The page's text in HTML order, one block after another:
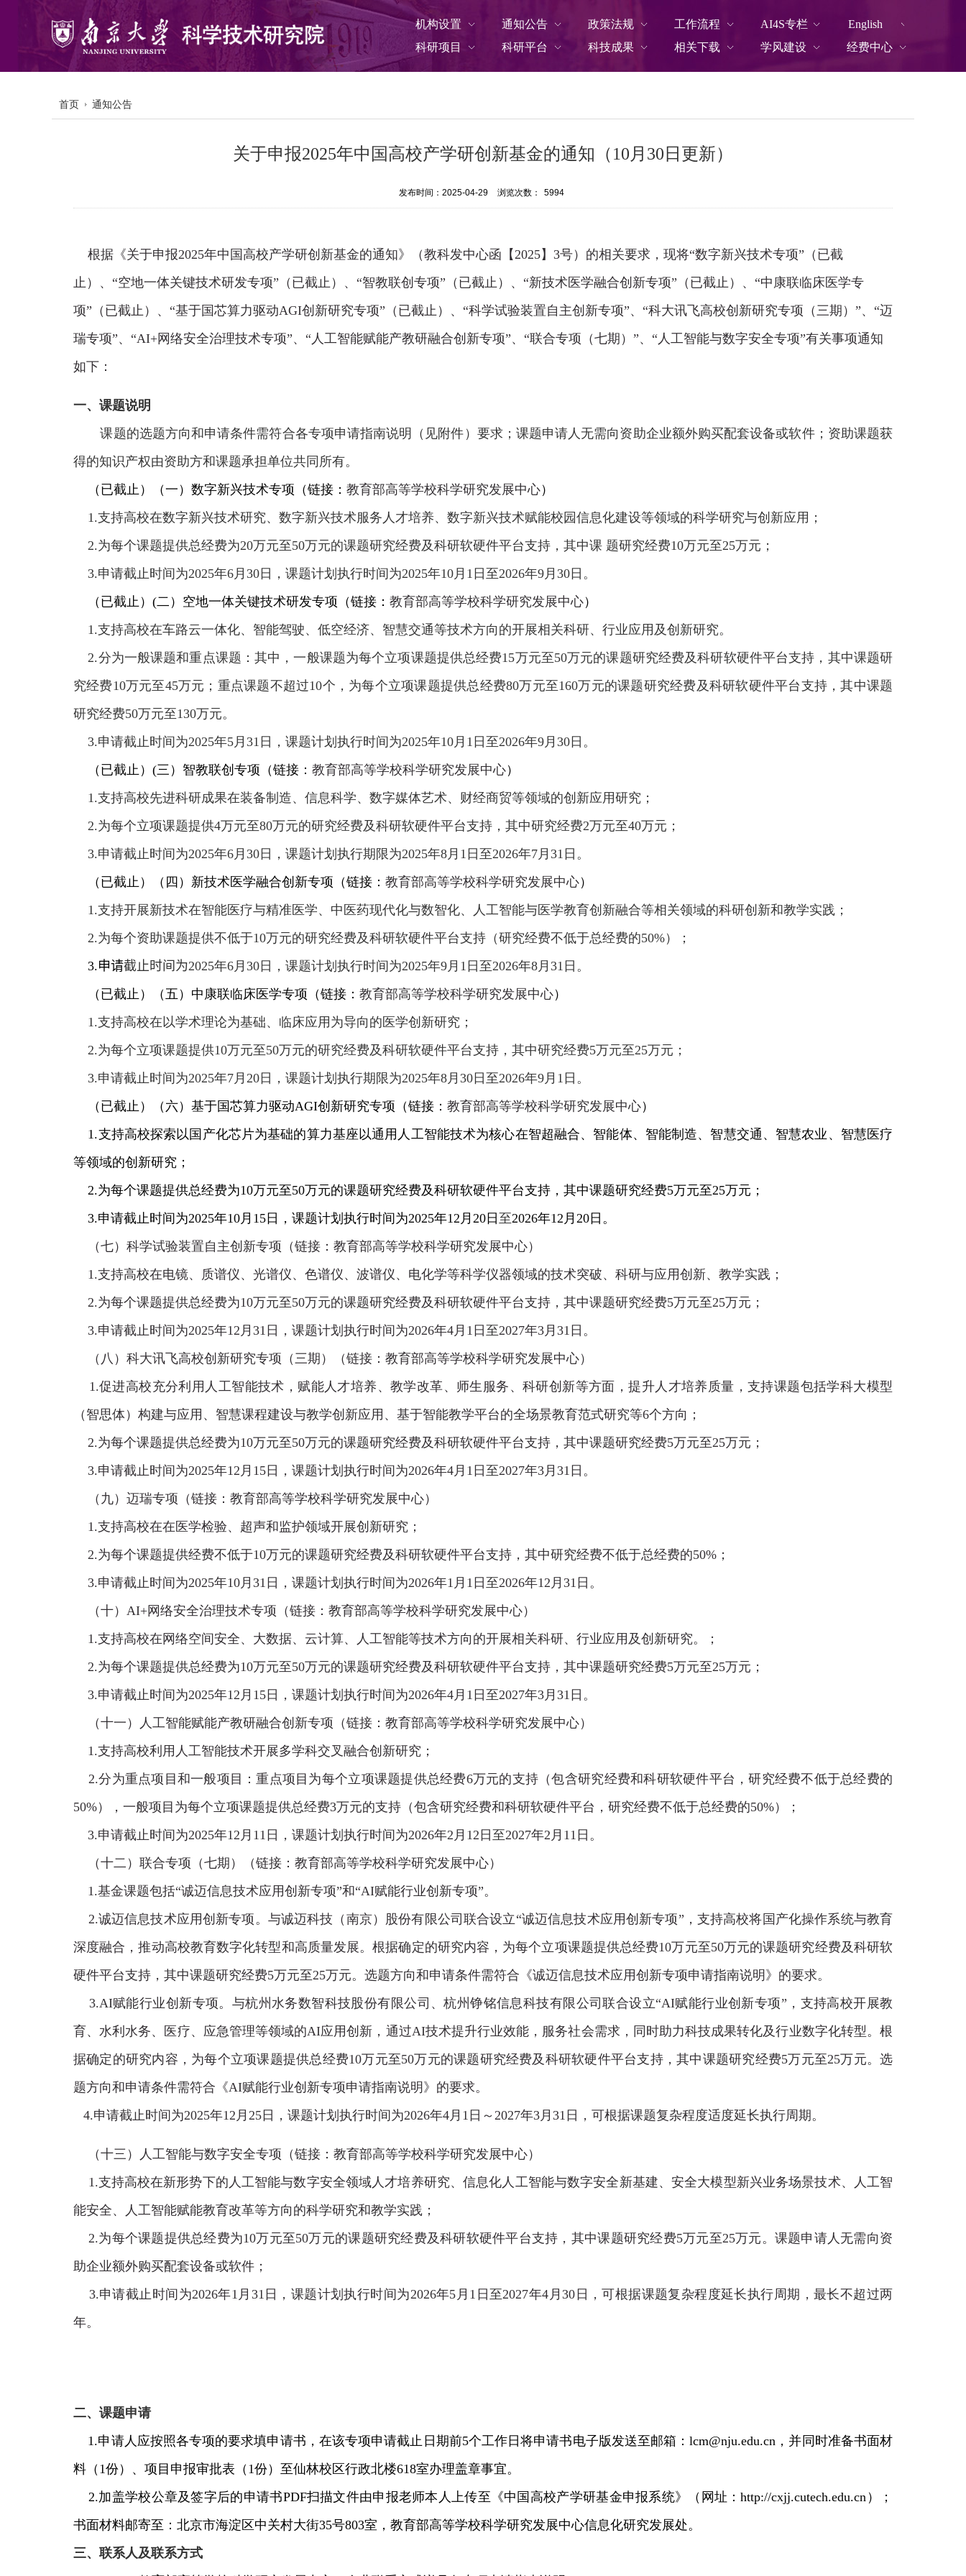
机构设置 通知公告 政策法规 工作流程 AI4S专栏
English
科研项目
科研平台 科技成果 相关下载 学风建设 经费中心
首页 通知公告
关于申报2025年中国高校产学研创新基金的通知（10月30日更新）
发布时间：2025-04-29 浏览次数： 5994
根据《关于申报2025年中国高校产学研创新基金的通知》（教科发中心函【2025】 3号）的相关要求，现将“数字新兴技术专项”（已截
止）、“空地一体关键技术研发专项” （已截止） 、“智教联创专项” （已截止） 、“新技术医学融合创新专项” （已截止） 、“中康联临床医学专
项” （已截止） 、“基于国芯算力驱动AGI创新研究专项” （已截止） 、“科学试验装置自主创新专项”、“科大讯飞高校创新研究专项（三期） ”、“迈
瑞专项”、“AI+网络安全治理技术专项”、“人工智能赋能产教研融合创新专项”、“联合专项（七期）”、“人工智能与数字安全专项”有关事项通知
如下：
一、课题说明
课题的选题方向和申请条件需符合各专项申请指南说明（见附件）要求；课题申请人无需向资助企业额外购买配套设备或软件；资助课题获
得的知识产权由资助方和课题承担单位共同所有。
（已截止）
（一）数字新兴技术专项（链接： 教育部高等学校科学研究发展中心）
1.支持高校在数字新兴技术研究、数字新兴技术服务人才培养、数字新兴技术赋能校园信息化建设等领域的科学研究与创新应用；
2.为每个课题提供总经费为20万元至50万元的课题研究经费及科研软硬件平台支持，其中课 题研究经费10万元至25万元；
3.申请截止时间为2025年6月 30 日，课题计划执行时间为2025年10月 1 日至2026年9月 30 日。
（已截止） (二）空地一体关键技术研发专项 （链接： 教育部高等学校科学研究发展中心）
1.支持高校在车路云一体化、智能驾驶、低空经济、智慧交通等技术方向的开展相关科研、行业应用及创新研究。
2.分为一般课题和重点课题：其中，一般课题为每个立项课题提供总经费15万元至50万元的课题研究经费及科研软硬件平台支持，其中课题研
究经费10万元至45万元；重点课题不超过10个，为每个立项课题提供总经费80万元至160万元的课题研究经费及科研软硬件平台支持，其中课题
研究经费50万元至130万元。
3.申请截止时间为2025年5月 31 日，课题计划执行时间为2025年10月 1 日至2026年9月 30 日。
（已截止） (三）智教联创专项 （链接： 教育部高等学校科学研究发展中心）
1.支持高校先进科研成果在装备制造、信息科学、数字媒体艺术、财经商贸等领域的创新应用研究；
2.为每个立项课题提供4万元至80万元的研究经费及科研软硬件平台支持，其中研究经费2万元至40万元；
3.申请截止时间为2025年6月 30 日，课题计划执行期限为2025年8月 1 日至2026年7月 31 日。
（已截止）
（四）新技术医学融合创新专项 （链接： 教育部高等学校科学研究发展中心）
1.支持开展新技术在智能医疗与精准医学、中医药现代化与数智化、人工智能与医学教育创新融合等相关领域的科研创新和教学实践；
2.为每个资助课题提供不低于10万元的研究经费及科研软硬件平台支持（研究经费不低于总经费的50%）；
3.申请截止时间为2025年6月 30 日，课题计划执行时间为2025年9月 1 日至2026年8月 31 日。
（已截止）
（五）中康联临床医学专项 （链接： 教育部高等学校科学研究发展中心）
1.支持高校在以学术理论为基础、临床应用为导向的医学创新研究；
2.为每个立项课题提供10万元至50万元的研究经费及科研软硬件平台支持，其中研究经费5万元至25万元；
3.申请截止时间为2025年7月 20 日，课题计划执行期限为2025年8月 30 日至2026年9月 1 日。
（已截止）
（六）基于国芯算力驱动AGI创新研究专项 （链接： 教育部高等学校科学研究发展中心）
1.支持高校探索以国产化芯片为基础的算力基座以通用人工智能技术为核心在智超融合、智能体、智能制造、智慧交通、智慧农业、智慧医疗
等领域的创新研究；
2.为每个课题提供总经费为10万元至50万元的课题研究经费及科研软硬件平台支持，其中课题研究经费5万元至25万元；
3.申请截止时间为2025年10月 15 日，课题计划执行时间为2025年12 月 20 日 至2026年12 月 20 日。
（七）科学试验装置自主创新专项 （链接： 教育部高等学校科学研究发展中心）
1.支持高校在电镜、质谱仪、光谱仪、色谱仪、波谱仪、电化学等科学仪器领域的技术突破、科研与应用创新、教学实践；
2.为每个课题提供总经费为10万元至50万元的课题研究经费及科研软硬件平台支持，其中课题研究经费5万元至25万元；
3.申请截止时间为2025年12 月31 日，课题计划执行时间为2026年4月1 日 至2027年3月31 日。
（八） 科大讯飞高校创新研究专项（三期） （链接： 教育部高等学校科学研究发展中心）
1.促进高校充分利用人工智能技术，赋能人才培养、教学改革、师生服务、科研创新等方面，提升人才培养质量，支持课题包括学科大模型
（智思体）构建与应用、智慧课程建设与教学创新应用、基于智能教学平台的全场景教育范式研究等6个方向；
2.为每个课题提供总经费为10万元至50万元的课题研究经费及科研软硬件平台支持，其中课题研究经费5万元至25万元；
3.申请截止时间为2025年12 月 15 日，课题计划执行时间为2026年4月 1 日 至2027年3月 31 日。
（九） 迈瑞专项 （链接： 教育部高等学校科学研究发展中心）
1.支持高校在在医学检验、超声和监护领域开展创新研究；
2.为每个课题提供经费不低于10万元的课题研究经费及科研软硬件平台支持，其中研究经费不低于总经费的50% ；
3.申请截止时间为2025年10月 31 日，课题计划执行时间为2026年1 月 1 日 至2026年12 月 31 日。
（十） AI+网络安全治理技术专项 （链接： 教育部高等学校科学研究发展中心）
1.支持高校在网络空间安全、大数据、云计算、人工智能等技术方向的开展相关科研、行业应用及创新研究。；
2.为每个课题提供总经费为10万元至50万元的课题研究经费及科研软硬件平台支持，其中课题研究经费5万元至25万元 ；
3.申请截止时间为2025年12 月 15 日，课题计划执行时间为2026年4月 1 日 至2027年3月 31 日。
（十一）
人工智能赋能产教研融合创新专项 （链接： 教育部高等学校科学研究发展中心）
1.支持高校利用人工智能技术开展多学科交叉融合创新研究；
2.分为重点项目和一般项目：重点项目为每个立项课题提供总经费6万元的支持（包含研究经费和科研软硬件平台，研究经费不低于总经费的
50%），一般项目为每个立项课题提供总经费3万元的支持（包含研究经费和科研软硬件平台，研究经费不低于总经费的50%）
；
3.申请截止时间为2025年12 月 11 日，课题计划执行时间为2026年2 月 12 日 至2027年2 月 11 日。
（十二） 联合专项（七期） （链接： 教育部高等学校科学研究发展中心）
1.基金课题包括“诚迈信息技术应用创新专项”和“AI赋能行业创新专项”。
2.诚迈信息技术应用创新专项。 与诚迈科技（南京）股份有限公司联合设立“诚迈信息技术应用创新专项”，支持高校将国产化操作系统与教育
深度融合，推动高校教育数字化转型和高质量发展。根据确定的研究内容，为每个立项课题提供总经费10万元至50万元的课题研究经费及科研软
硬件平台支持，其中课题研究经费5万元至25万元。选题方向和申请条件需符合《诚迈信息技术应用创新专项申请指南说明》的要求。
3.AI赋能行业创新专项。与杭州水务数智科技股份有限公司、杭州铮铭信息科技有限公司联合设立“AI赋能行业创新专项”，支持高校开展教
育、水利水务、医疗、应急管理等领域的AI应用创新，通过AI技术提升行业效能，服务社会需求，同时助力科技成果转化及行业数字化转型。根
据确定的研究内容，为每个立项课题提供总经费10万元至50万元的课题研究经费及科研软硬件平台支持，其中课题研究经费5万元至25万元。选
题方向和申请条件需符合《AI赋能行业创新专项申请指南说明》的要求。
4.申请截止时间为2025年12 月25 日，课题计划执行时间为2026年4月1日～2027年3月31日，可根据课题复杂程度适度延长执行周期。
（十三）人工智能与数字安全专项 （链接： 教育部高等学校科学研究发展中心）
1.支持高校在新形势下的人工智能与数字安全领域人才培养研究、信息化人工智能与数字安全新基建、安全大模型新兴业务场景技术、人工智
能安全、人工智能赋能教育改革等方向的科学研究和教学实践；
2.为每个课题提供总经费为10万元至50万元的课题研究经费及科研软硬件平台支持，其中课题研究经费5万元至25万元。课题申请人无需向资
助企业额外购买配套设备或软件 ；
3.申请截止时间为2026年1 月31 日，课题计划执行时间为2026年5 月 1 日 至2027年4 月30 日，可根据课题复杂程度延长执行周期，最长不超过两
年。
二、课题申请
1.申请人应按照各专项的要求填申请书，在该专项申请截止日期前5个工作日将申请书电子版发送至邮箱：lcm@nju.edu.cn ，并同时准备书面材
料（ 1份）、项目申报审批表（ 1份）至仙林校区行政北楼618室办理盖章事宜。
2.加盖学校公章及签字后的申请书PDF扫描文件由申报老师本人上传至《中国高校产学研基金申报系统》（网址：http://cxjj.cutech.edu.cn ）；
书面材料邮寄至：北京市海淀区中关村大街35号803室，教育部高等学校科学研究发展中心信息化研究发展处。
三、联系人及联系方式